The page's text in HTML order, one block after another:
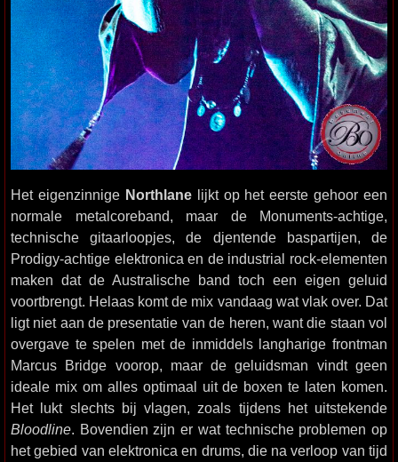
Het eigenzinnige Northlanelijkt op het eerste gehoor een
normale metalcoreband, maar de Monuments-achtige,
technische gitaarloopjes, de djentende baspartijen, de
Prodigy-achtige elektronica en de industrial rock-elementen
maken dat de Australische band toch een eigen geluid
voortbrengt. Helaas komt de mix vandaag wat vlak over. Dat
ligt niet aan de presentatie van de heren, want die staan vol
overgave te spelen met de inmiddels langharige frontman
Marcus Bridge voorop, maar de geluidsman vindt geen
ideale mix om alles optimaal uit de boxen te laten komen.
Het lukt slechts bij vlagen, zoals tijdens het uitstekende
Bloodline. Bovendien zijn er wat technische problemen op
het gebied van elektronica en drums, die na verloop van tijd